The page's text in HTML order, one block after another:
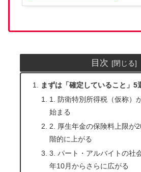
目次
まずは「確定していること」5
1. 防衛特別所得税（仮称）
始まる
2. 厚生年金の保険料上限が
階的に上がる
3. パート・アルバイトの社
年10月からさらに広がる